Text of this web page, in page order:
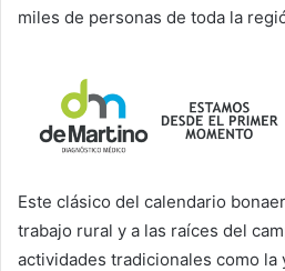
miles de personas de toda la
Este clásico del calendario
trabajo rural y a las raíces del
actividades tradicionales como